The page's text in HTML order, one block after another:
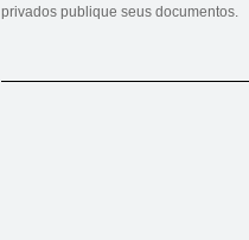
privados publique seus documentos.